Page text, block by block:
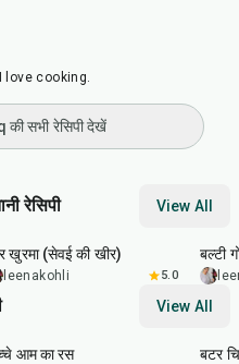
love cooking.
सभी रेसिपी देखें
रेसिपी View All
min
खुरमा (सेवई की खीर)
leenakohli 5.0
बल्टी
View All
आम का रस बटर